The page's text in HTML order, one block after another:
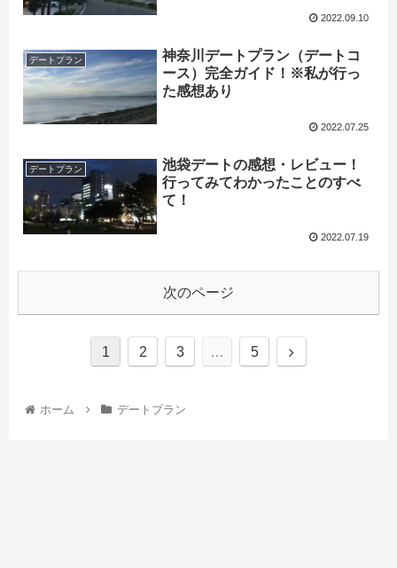
2022.09.10
デートプラン
神奈川デートプラン（デートコ
ース）完全ガイド！※私が行っ
た感想あり
2022.07.25
デートプラン
池袋デートの感想・レビュー！
行ってみてわかったことのすべ
て！
2022.07.19
次のページ
1 2 3 … 5
ホーム デートプラン